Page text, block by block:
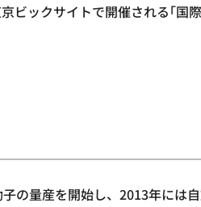
ックサイトで開催される｢国
の量産を開始し、2013年には